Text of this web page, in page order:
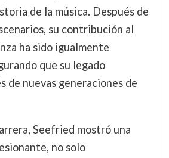
de la música. Después de
su contribución al
ha sido igualmente
que su legado
de nuevas generaciones de
Seefried mostró una
no solo